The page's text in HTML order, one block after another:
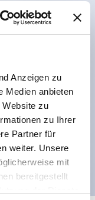
Anzeigen zu
Medien anbieten
Website zu
zu Ihrer
Partner für
weiter. Unsere
mit
bereitgestellt
eine 4-
der
2-Aktions-